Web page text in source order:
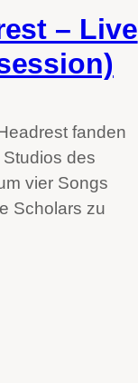
– Live
fanden
des
vier Songs
Scholars zu